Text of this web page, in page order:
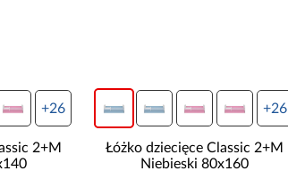
+26
2+M
+26
Łóżko dziecięce Classic 2+M
Niebieski 80x160